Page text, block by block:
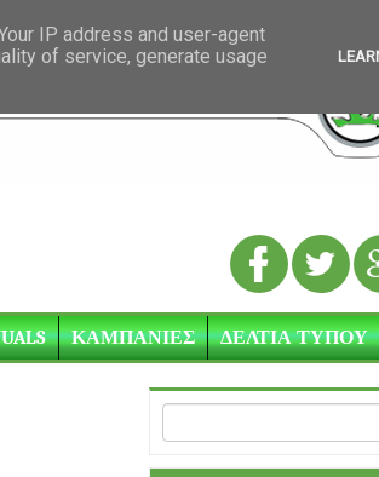
ΚΑΜΠΑΝΙΕΣ ΔΕΛΤΙΑ ΤΥΠΟΥ
IP address and user-agent
of service, generate usage